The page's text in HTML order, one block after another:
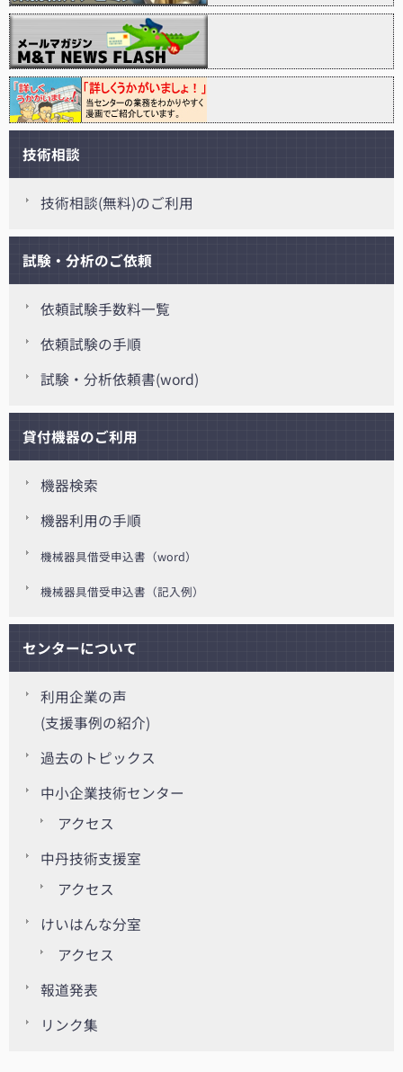
技術相談
技術相談(無料)のご利用
試験・分析のご依頼
依頼試験手数料一覧
依頼試験の手順
試験・分析依頼書(word)
貸付機器のご利用
機器検索
機器利用の手順
機械器具借受申込書（word）
機械器具借受申込書（記入例）
センターについて
利用企業の声
(支援事例の紹介)
過去のトピックス
中小企業技術センター
アクセス
中丹技術支援室
アクセス
けいはんな分室
アクセス
報道発表
リンク集